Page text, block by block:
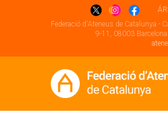
Federació d'Ateneus de Catalunya -
9-11, 08003 Barcelona